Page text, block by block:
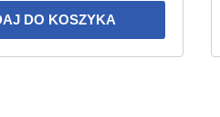
DO KOSZYKA